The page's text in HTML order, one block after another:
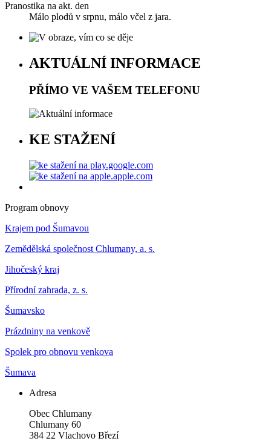
Pranostika na akt. den
Málo plodů v srpnu, málo včel z jara.
AKTUÁLNÍ INFORMACE
PŘÍMO VE VAŠEM TELEFONU
KE STAŽENÍ
Program obnovy
Krajem pod Šumavou
Zemědělská společnost Chlumany, a. s.
Jihočeský kraj
Přírodní zahrada, z. s.
Šumavsko
Prázdniny na venkově
Spolek pro obnovu venkova
Šumava
Adresa
Obec Chlumany
Chlumany 60
384 22 Vlachovo Březí